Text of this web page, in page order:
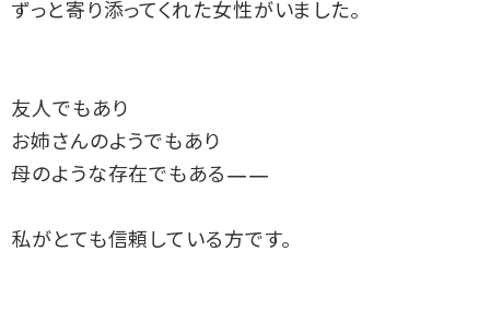
ずっと寄り添ってくれた女性がいました。
友人でもあり
お姉さんのようでもあり
母のような存在でもある——
私がとても信頼している方です。